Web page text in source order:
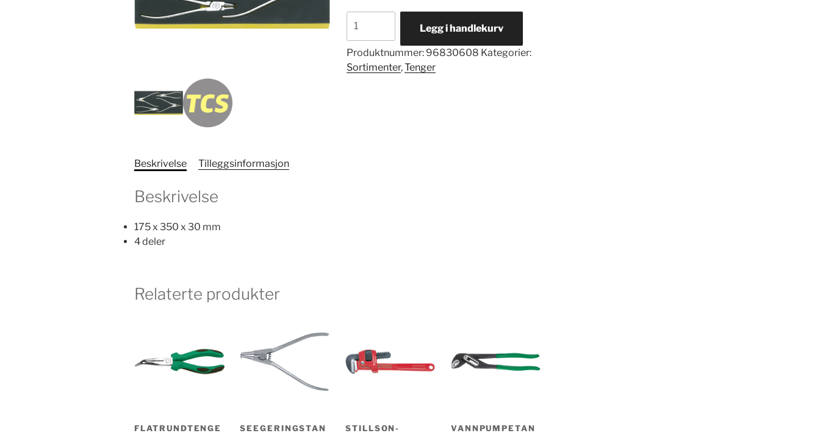
nr.
TCS
6543-
6546/4
Legg i handlekurv
Produktnummer: 96830608 Kategorier:
Sortimenter,Tenger
Beskrivelse Tilleggsinformasjon
Beskrivelse
175 x 350 x 30 mm
4 deler
Relaterte produkter
FLATRUNDTENGE SEEGERINGSTAN STILLSON- VANNPUMPETAN